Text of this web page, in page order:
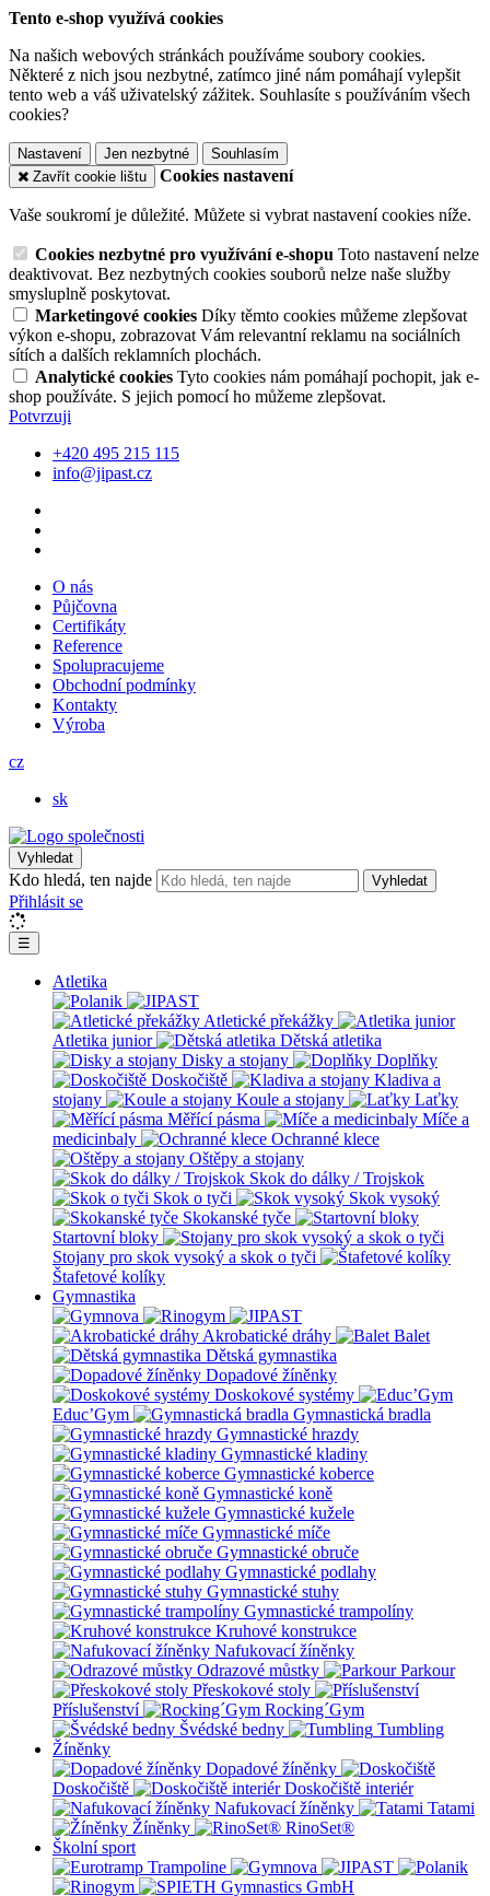
Tento e-shop využívá cookies
Na našich webových stránkách používáme soubory cookies.
Některé z nich jsou nezbytné, zatímco jiné nám pomáhají vylepšit
tento web a váš uživatelský zážitek. Souhlasíte s používáním všech
cookies?
Nastavení Jen nezbytné
Souhlasím
Zavřít cookie lištu
Cookies nastavení
Vaše soukromí je důležité. Můžete si vybrat nastavení cookies níže.
Cookies nezbytné pro využívání e-shopu Toto nastavení nelze
deaktivovat. Bez nezbytných cookies souborů nelze naše služby
smysluplně poskytovat.
Marketingové cookies Díky těmto cookies můžeme zlepšovat
výkon e-shopu, zobrazovat Vám relevantní reklamu na sociálních
sítích a dalších reklamních plochách.
Analytické cookies Tyto cookies nám pomáhají pochopit, jak e-
shop používáte. S jejich pomocí ho můžeme zlepšovat.
Potvrzuji
+420 495 215 115
info@jipast.cz
O nás
Půjčovna
Certifikáty
Reference
Spolupracujeme
Obchodní podmínky
Kontakty
Výroba
cz
sk
Vyhledat
Kdo hledá, ten najde Vyhledat
Přihlásit se
☰
Atletika
Atletické překážky
Atletika junior
Dětská atletika
Disky a stojany
Doplňky
Doskočiště
Kladiva a
stojany
Koule a stojany
Laťky
Měřící pásma
Míče a
medicinbaly
Ochranné klece
Oštěpy a stojany
Skok do dálky / Trojskok
Skok o tyči
Skok vysoký
Skokanské tyče
Startovní bloky
Stojany pro skok vysoký a skok o tyči
Štafetové kolíky
Gymnastika
Akrobatické dráhy
Balet
Dětská gymnastika
Dopadové žíněnky
Doskokové systémy
Educ’Gym
Gymnastická bradla
Gymnastické hrazdy
Gymnastické kladiny
Gymnastické koberce
Gymnastické koně
Gymnastické kužele
Gymnastické míče
Gymnastické obruče
Gymnastické podlahy
Gymnastické stuhy
Gymnastické trampolíny
Kruhové konstrukce
Nafukovací žíněnky
Odrazové můstky
Parkour
Přeskokové stoly
Příslušenství
Rocking´Gym
Švédské bedny
Tumbling
Žíněnky
Dopadové žíněnky
Doskočiště
Doskočiště interiér
Nafukovací žíněnky
Tatami
Žíněnky
RinoSet®
Školní sport